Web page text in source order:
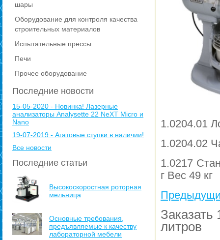
шары
Оборудование для контроля качества
строительных материалов
Испытательные прессы
Печи
Прочее оборудование
Последние новости
15-05-2020 - Новинка! Лазерные
анализаторы Analysette 22 NeXT Micro и
Nano
19-07-2019 - Агатовые ступки в наличии!
Все новости
Последние статьи
Высокоскоростная роторная
мельница
Основные требования,
предъявляемые к качеству
лабораторной мебели
1.0204.01
1.0204.02
1.0217
г Вес 49 кг
литров